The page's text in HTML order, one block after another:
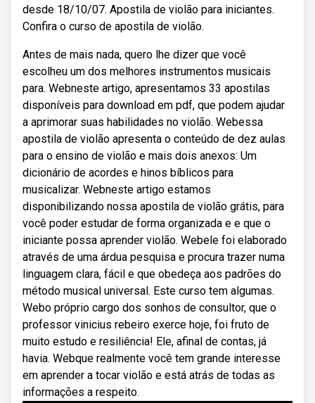
desde 18/10/07. Apostila de violão para iniciantes.
Confira o curso de apostila de violão.
Antes de mais nada, quero lhe dizer que você
escolheu um dos melhores instrumentos musicais
para. Webneste artigo, apresentamos 33 apostilas
disponíveis para download em pdf, que podem ajudar
a aprimorar suas habilidades no violão. Webessa
apostila de violão apresenta o conteúdo de dez aulas
para o ensino de violão e mais dois anexos: Um
dicionário de acordes e hinos bíblicos para
musicalizar. Webneste artigo estamos
disponibilizando nossa apostila de violão grátis, para
você poder estudar de forma organizada e e que o
iniciante possa aprender violão. Webele foi elaborado
através de uma árdua pesquisa e procura trazer numa
linguagem clara, fácil e que obedeça aos padrões do
método musical universal. Este curso tem algumas.
Webo próprio cargo dos sonhos de consultor, que o
professor vinicius rebeiro exerce hoje, foi fruto de
muito estudo e resiliência! Ele, afinal de contas, já
havia. Webque realmente você tem grande interesse
em aprender a tocar violão e está atrás de todas as
informações a respeito.